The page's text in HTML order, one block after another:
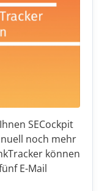
SECockpit
noch mehr
können
E-Mail